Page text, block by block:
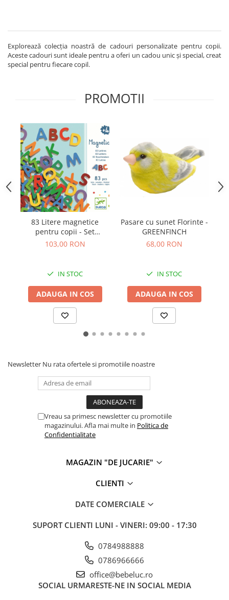
Storytelling
Bucatarii pentru copii
Banc de lucru pentru copii
Papusi si Bebelusi Reborn
Animale de jucarie
Jucarii cu Dinozauri
Figurine cu animale domestice
Figurine plus
Figurine
Jucarii Montessori
Nevoi speciale si sindrom Down
Jucarii cu alfabet
Seturi Numberblocks
Jucarii de motricitate
Jucarii fructe si legume
Puzzle de podea
IQ puzzle
Jucarii bebelusi
Zornaitoare
Jucarii dentitie
Jucarii motrice pentru bebelusi
Jocuri educative
Jocuri de logica
Explorează colecția noastră de cadouri personalizate pentru copii.
Aceste cadouri sunt ideale pentru a oferi un cadou unic și special, creat
special pentru fiecare copil.
PROMOTII
83 Litere magnetice
pentru copii - Set
educativ alfabet
103,00 RON
IN STOC
ADAUGA IN COS
Pasare cu sunet Florinte -
GREENFINCH
68,00 RON
IN STOC
ADAUGA IN COS
Newsletter Nu rata ofertele si promotiile noastre
Vreau sa primesc newsletter cu promotiile
magazinului. Afla mai multe in Politica de
Confidentialitate
MAGAZIN "DE JUCARIE"
CLIENTI
DATE COMERCIALE
SUPORT CLIENTI LUNI - VINERI: 09:00 - 17:30
0784988888
0786966666
office@bebeluc.ro
SOCIAL URMARESTE-NE IN SOCIAL MEDIA